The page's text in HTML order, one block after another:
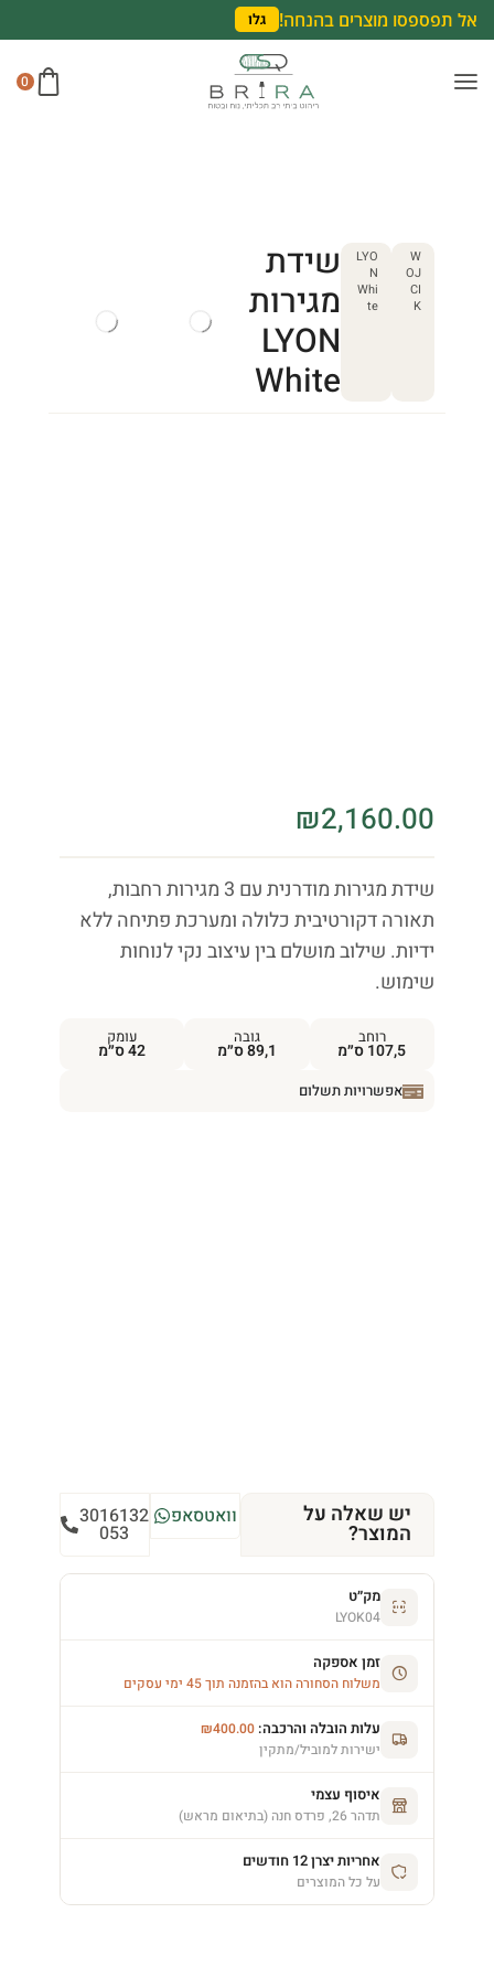
אל תפספסו מוצרים בהנחה! גלו
0
W
OJ
CI
K
LYO
N
Whi
te
שידת
מגירות
LYON
White
₪2,160.00
שידת מגירות מודרנית עם 3 מגירות רחבות,
תאורה דקורטיבית כלולה ומערכת פתיחה ללא
ידיות. שילוב מושלם בין עיצוב נקי לנוחות
שימוש.
רוחב
107,5 ס״מ
גובה
89,1 ס״מ
עומק
42 ס״מ
אפשרויות תשלום
יש שאלה על
המוצר?
וואטסאפ 3016132
053
מק״ט
LYOK04
זמן אספקה
משלוח הסחורה הוא בהזמנה תוך 45 ימי עסקים
עלות הובלה והרכבה: ₪400.00
ישירות למוביל/מתקין
איסוף עצמי
תדהר 26, פרדס חנה (בתיאום מראש)
אחריות יצרן 12 חודשים
על כל המוצרים